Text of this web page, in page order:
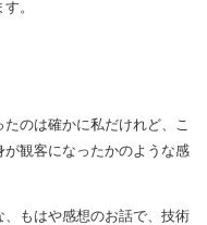
。
のは確かに私だけれど、こ
観客になったかのような感
もはや感想のお話で、技術